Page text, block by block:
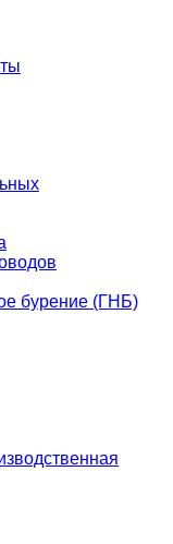
бурение (ГНБ)